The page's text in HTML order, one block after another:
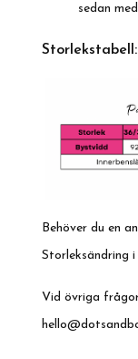
sedan
Storlekstabell:
Behöver du en
Storleksändring i
Vid övriga